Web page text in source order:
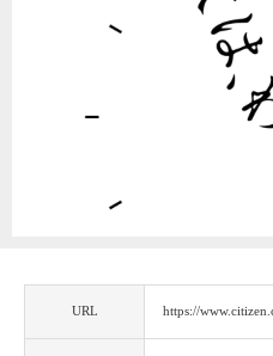
URL https://
このサイトについて